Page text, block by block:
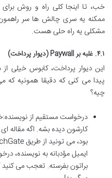
خب، تا اینجا کلی راه و روش برای
ممکنه یه سری چالش ها سر
مشکلی یه راه حلی هست.
۴.۱. غلبه بر Paywall (دیوار پرداخت)
این دیوار پرداخت، کابوس خیلی
پیدا می کنی که دقیقا همونیه که
چیه؟
درخواست مستقیم از
براتون بفرسته. تعجب می